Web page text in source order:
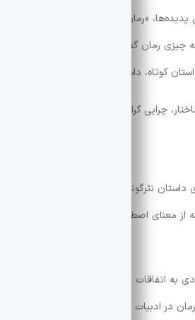
«رمان» است که احتمالا در طول
چیزی رمان گفته می‌شود؟ برای مثال اگر چند
کوتاه، داستان بلند و… هستند؟
چرایی گرایش ادبیات به رمان و
نثرگونه است. اما همان‌طور که
معنای اصطلاحی می‌شوند. پس این نکته
به اتفاقات و حوادثی ناشی از تخیل